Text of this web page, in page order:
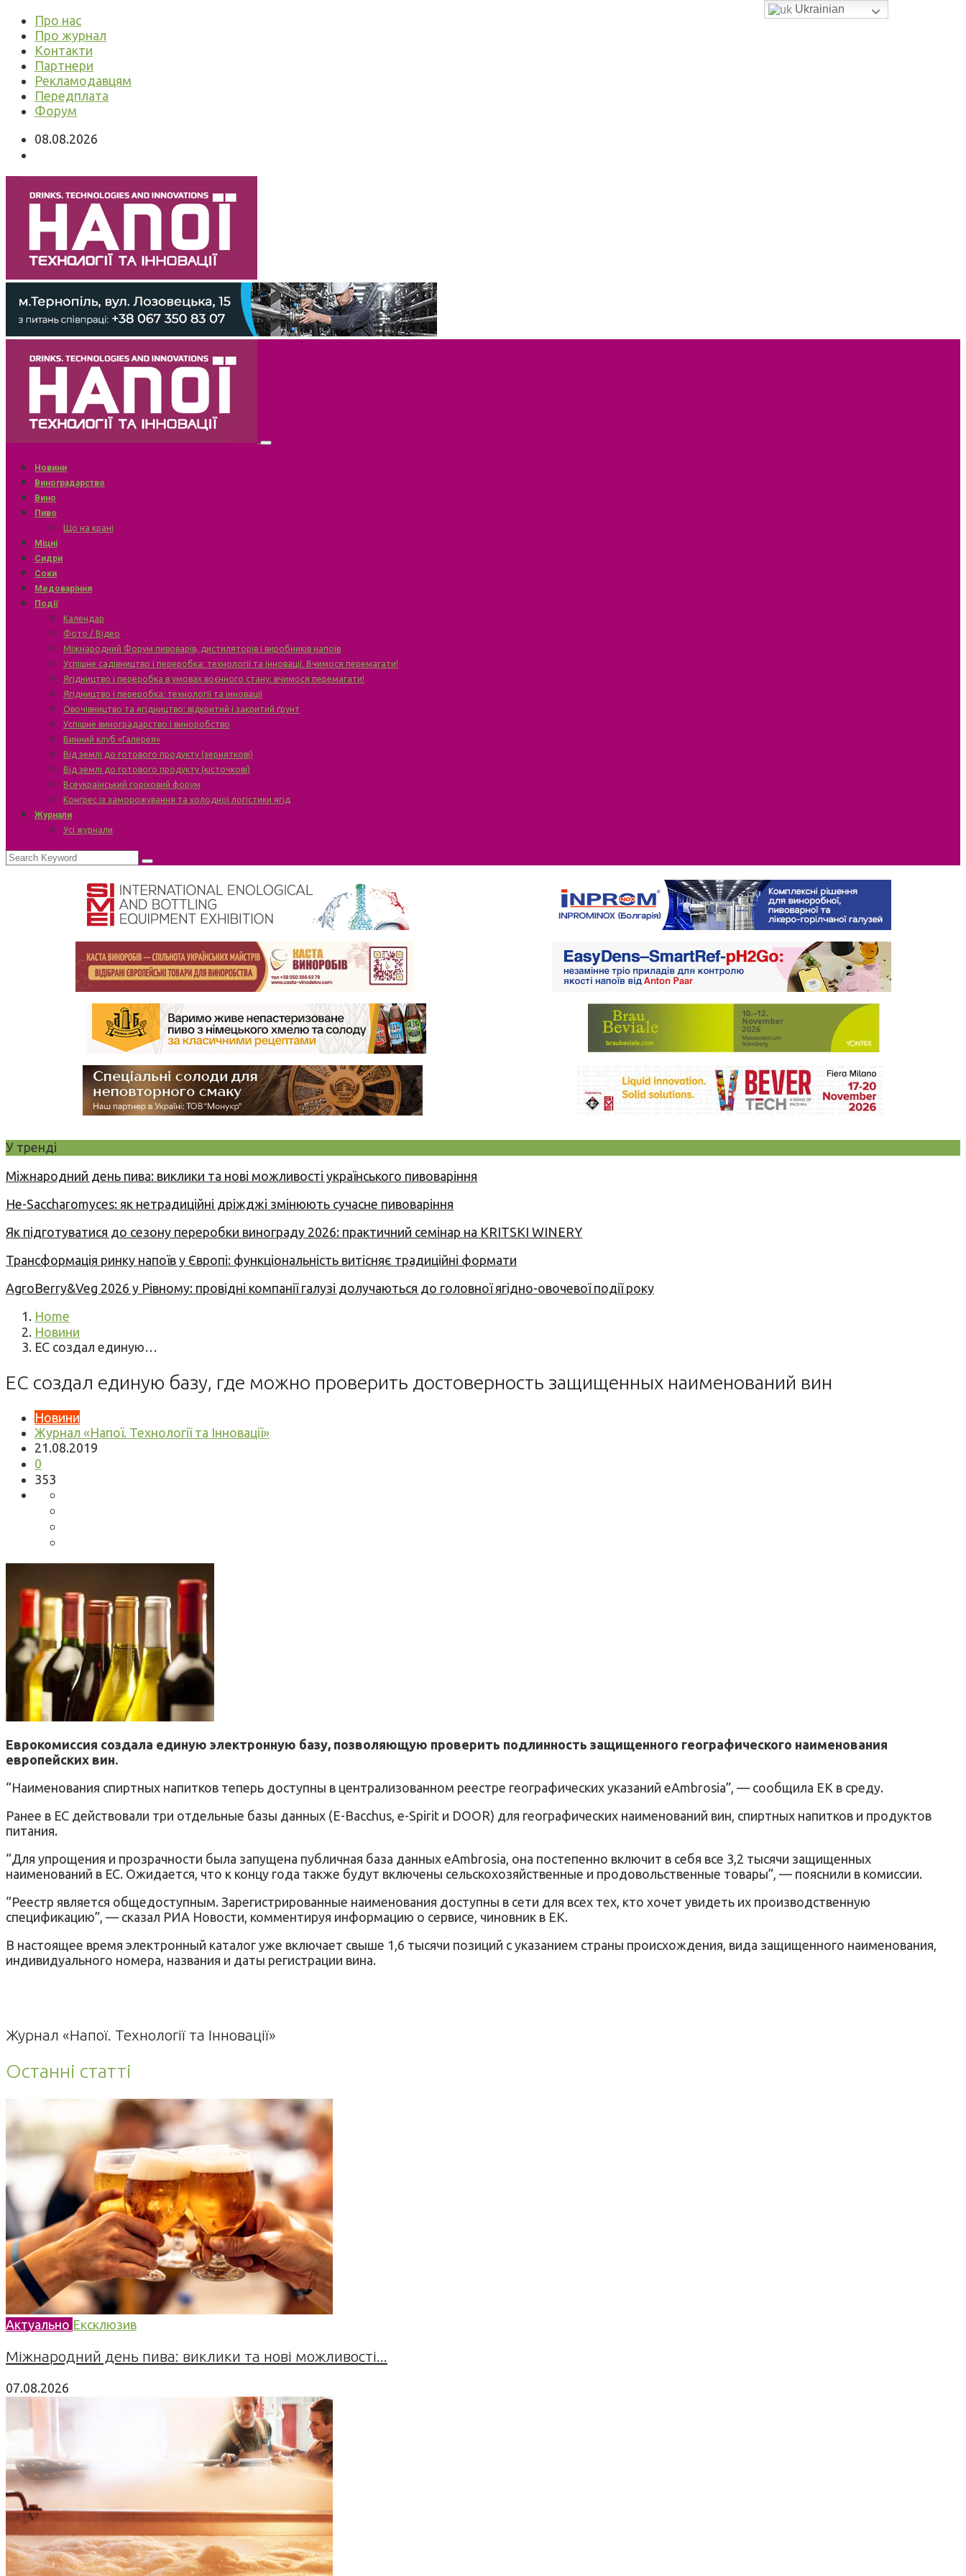
Про нас
Про журнал
Контакти
Партнери
Рекламодавцям
Передплата
Форум
08.08.2026
Новини
Виноградарство
Вино
Пиво
Що на крані
Міцні
Сидри
Соки
Медоваріння
Події
Календар
Фото / Відео
Міжнародний Форум пивоварів, дистиляторів і виробників напоїв
Успішне садівництво і переробка: технології та інновації. Вчимося перемагати!
Ягідництво і переробка в умовах воєнного стану: вчимося перемагати!
Ягідництво і переробка: технології та інновації
Овочівництво та ягідництво: відкритий і закритий ґрунт
Успішне виноградарство і виноробство
Винний клуб «Галерея»
Від землі до готового продукту (зерняткові)
Від землі до готового продукту (кісточкові)
Всеукраїнський горіховий форум
Конгрес із заморожування та холодної логістики ягід
Журнали
Усі журнали
У тренді
Міжнародний день пива: виклики та нові можливості українського пивоваріння
Не-Saccharomyces: як нетрадиційні дріжджі змінюють сучасне пивоваріння
Як підготуватися до сезону переробки винограду 2026: практичний семінар на KRITSKI WINERY
Трансформація ринку напоїв у Європі: функціональність витісняє традиційні формати
AgroBerry&Veg 2026 у Рівному: провідні компанії галузі долучаються до головної ягідно-овочевої події року
Home
Новини
ЕС создал единую…
ЕС создал единую базу, где можно проверить достоверность защищенных наименований вин
Новини
Журнал «Напої. Технології та Інновації»
21.08.2019
0
353
Еврокомиссия создала единую электронную базу, позволяющую проверить подлинность защищенного географического наименования
европейских вин.
“Наименования спиртных напитков теперь доступны в централизованном реестре географических указаний eAmbrosia”, — сообщила ЕК в среду.
Ранее в ЕС действовали три отдельные базы данных (E-Bacchus, e-Spirit и DOOR) для географических наименований вин, спиртных напитков и продуктов
питания.
“Для упрощения и прозрачности была запущена публичная база данных eAmbrosia, она постепенно включит в себя все 3,2 тысячи защищенных
наименований в ЕС. Ожидается, что к концу года также будут включены сельскохозяйственные и продовольственные товары”, — пояснили в комиссии.
“Реестр является общедоступным. Зарегистрированные наименования доступны в сети для всех тех, кто хочет увидеть их производственную
спецификацию”, — сказал РИА Новости, комментируя информацию о сервисе, чиновник в ЕК.
В настоящее время электронный каталог уже включает свыше 1,6 тысячи позиций с указанием страны происхождения, вида защищенного наименования,
индивидуального номера, названия и даты регистрации вина.
Журнал «Напої. Технології та Інновації»
Останні статті
Актуально Ексклюзив
Міжнародний день пива: виклики та нові можливості...
07.08.2026
Ukrainian